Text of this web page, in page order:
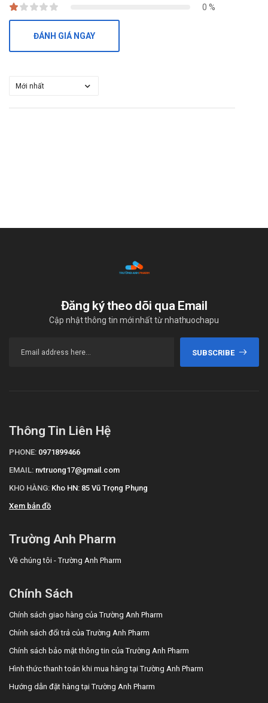
0 %
ĐÁNH GIÁ NGAY
Đăng ký theo dõi qua Email
Cập nhật thông tin mới nhất từ nhathuochapu
SUBSCRIBE
Thông Tin Liên Hệ
PHONE: 0971899466
EMAIL: nvtruong17@gmail.com
KHO HÀNG: Kho HN: 85 Vũ Trọng Phụng
Xem bản đồ
Trường Anh Pharm
Về chúng tôi - Trường Anh Pharm
Chính Sách
Chính sách giao hàng của Trường Anh Pharm
Chính sách đổi trả của Trường Anh Pharm
Chính sách bảo mật thông tin của Trường Anh Pharm
Hình thức thanh toán khi mua hàng tại Trường Anh Pharm
Hướng dẫn đặt hàng tại Trường Anh Pharm